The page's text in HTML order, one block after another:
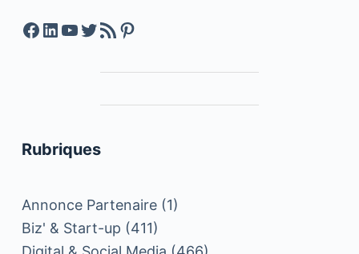
Facebook
LinkedIn
YouTube
Twitter
Feed RSSPinterest
Rubriques
Annonce Partenaire(1)
Biz' & Start-up (411)